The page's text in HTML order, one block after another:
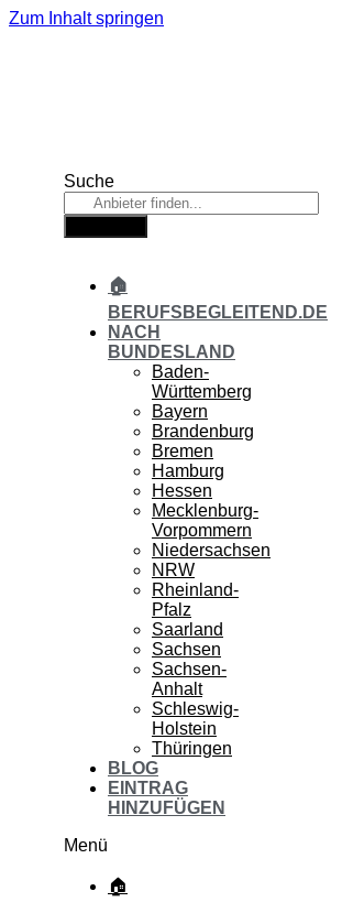
Zum Inhalt springen
Suche
🏠
BERUFSBEGLEITEND.DE
NACH
BUNDESLAND
Baden-
Württemberg
Bayern
Brandenburg
Bremen
Hamburg
Hessen
Mecklenburg-
Vorpommern
Niedersachsen
NRW
Rheinland-
Pfalz
Saarland
Sachsen
Sachsen-
Anhalt
Schleswig-
Holstein
Thüringen
BLOG
EINTRAG
HINZUFÜGEN
Menü
🏠